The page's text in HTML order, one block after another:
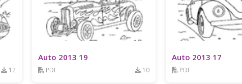
12
Auto 2013 19
PDF 10
Auto 2013 17
PDF